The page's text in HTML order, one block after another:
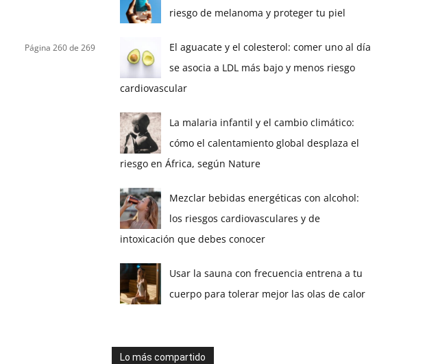
Página 260 de 269
riesgo de melanoma y proteger tu piel
El aguacate y el colesterol: comer uno al día
se asocia a LDL más bajo y menos riesgo
cardiovascular
La malaria infantil y el cambio climático:
cómo el calentamiento global desplaza el
riesgo en África, según Nature
Mezclar bebidas energéticas con alcohol:
los riesgos cardiovasculares y de
intoxicación que debes conocer
Usar la sauna con frecuencia entrena a tu
cuerpo para tolerar mejor las olas de calor
Lo más compartido